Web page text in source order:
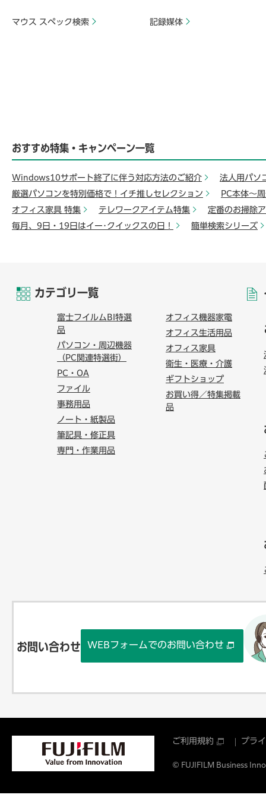
マウス スペック検索 記録媒体
おすすめ特集・キャンペーン一覧
Windows10サポート終了に伴う対応方法のご紹介
法人用パソ
厳選パソコンを特別価格で！イチ推しセレクション
PC本体～
オフィス家具 特集
テレワークアイテム特集
定番のお掃除
毎月、9日・19日はイー･クイックスの日！
簡単検索シリーズ
カテゴリ一覧
富士フイルムBI特選
品
パソコン・周辺機器
（PC関連特選街）
PC・OA
ファイル
事務用品
ノート・紙製品
筆記具・修正具
専門・作業用品
オフィス機器家電
オフィス生活用品
オフィス家具
衛生・医療・介護
ギフトショップ
お買い得／特集掲載
品
お問い合わせ WEBフォームでのお問い合わせ
ご利用規約 プラ
© FUJIFILM Business